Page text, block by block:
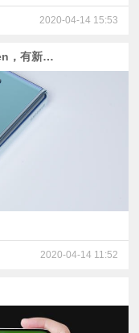
2020-04-14 15:53
爆料者：三星Galaxy Fold 2不内置S-Pen，有新配色
2020-04-14 11:52